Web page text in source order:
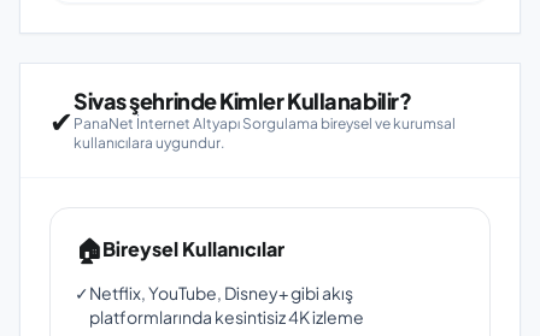
✔
Sivas şehrinde Kimler Kullanabilir?
PanaNet İnternet Altyapı Sorgulama bireysel ve kurumsal
kullanıcılara uygundur.
🏠Bireysel Kullanıcılar
✓Netflix, YouTube, Disney+ gibi akış
platformlarında kesintisiz 4K izleme